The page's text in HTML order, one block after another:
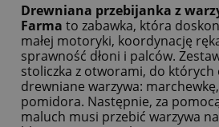
Drewniana przebijanka z
Farma to zabawka, która
małej motoryki, koordynację
sprawność dłoni i palców.
stoliczka z otworami, do których
drewniane warzywa:
pomidora. Następnie, za
maluch musi przebić warzywa